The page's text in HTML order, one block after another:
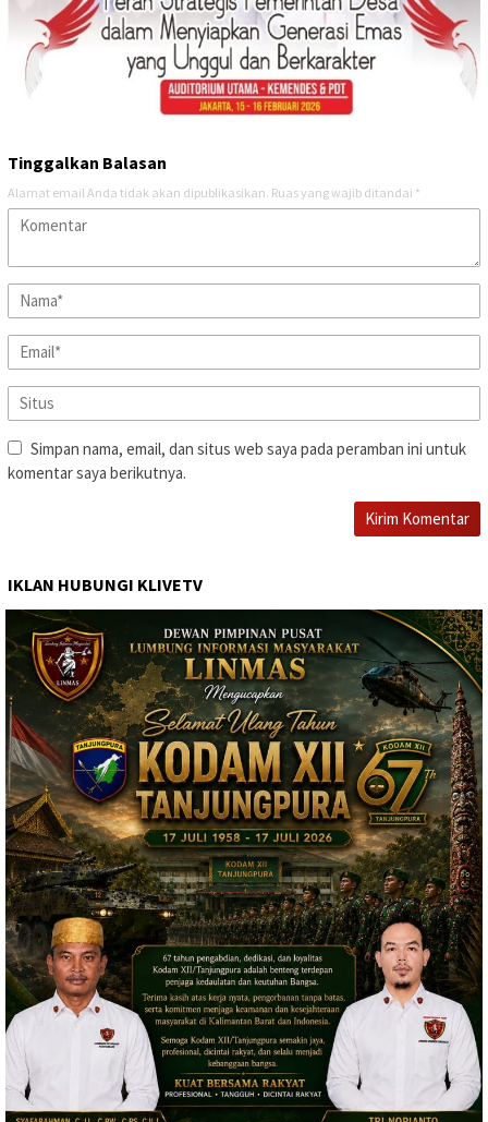
Tinggalkan Balasan
Alamat email Anda tidak akan dipublikasikan. Ruas yang wajib ditandai *
Simpan nama, email, dan situs web saya pada peramban ini untuk
komentar saya berikutnya.
IKLAN HUBUNGI KLIVETV